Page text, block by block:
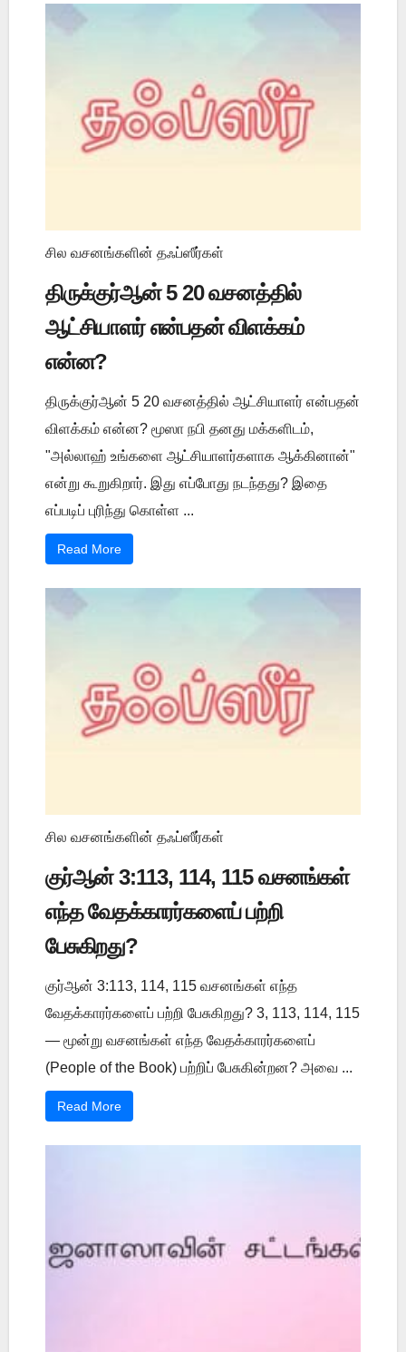
சில வசனங்களின் தஃப்ஸீர்கள்
திருக்குர்ஆன் 5 20 வசனத்தில்
ஆட்சியாளர் என்பதன் விளக்கம்
என்ன?
திருக்குர்ஆன் 5 20 வசனத்தில் ஆட்சியாளர் என்பதன்
விளக்கம் என்ன? மூஸா நபி தனது மக்களிடம்,
"அல்லாஹ் உங்களை ஆட்சியாளர்களாக ஆக்கினான்"
என்று கூறுகிறார். இது எப்போது நடந்தது? இதை
எப்படிப் புரிந்து கொள்ள ...
Read More
சில வசனங்களின் தஃப்ஸீர்கள்
குர்ஆன் 3:113, 114, 115 வசனங்கள்
எந்த வேதக்காரர்களைப் பற்றி
பேசுகிறது?
குர்ஆன் 3:113, 114, 115 வசனங்கள் எந்த
வேதக்காரர்களைப் பற்றி பேசுகிறது? 3, 113, 114, 115
— மூன்று வசனங்கள் எந்த வேதக்காரர்களைப்
(People of the Book) பற்றிப் பேசுகின்றன? அவை ...
Read More